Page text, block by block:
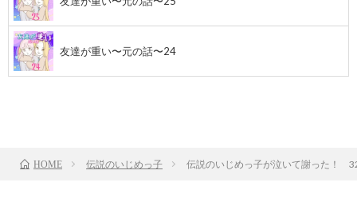
友達が重い〜元の話〜24
HOME 伝説のいじめっ子 伝説のいじめっ子が泣いて謝った！